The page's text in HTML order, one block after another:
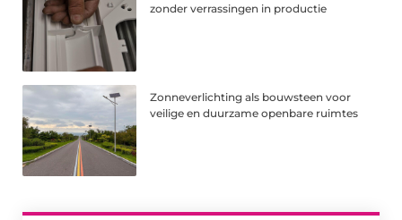
zonder verrassingen in productie
Zonneverlichting als bouwsteen voor
veilige en duurzame openbare ruimtes